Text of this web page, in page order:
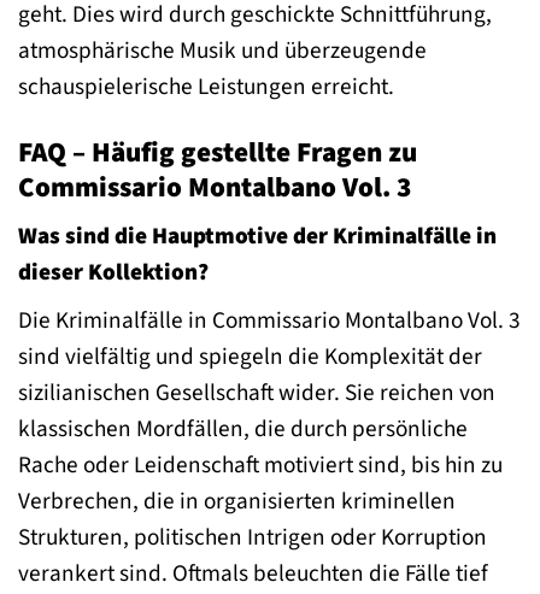
geht. Dies wird durch geschickte Schnittführung,
atmosphärische Musik und überzeugende
schauspielerische Leistungen erreicht.
FAQ – Häufig gestellte Fragen zu
Commissario Montalbano Vol. 3
Was sind die Hauptmotive der Kriminalfälle in
dieser Kollektion?
Die Kriminalfälle in Commissario Montalbano Vol. 3
sind vielfältig und spiegeln die Komplexität der
sizilianischen Gesellschaft wider. Sie reichen von
klassischen Mordfällen, die durch persönliche
Rache oder Leidenschaft motiviert sind, bis hin zu
Verbrechen, die in organisierten kriminellen
Strukturen, politischen Intrigen oder Korruption
verankert sind. Oftmals beleuchten die Fälle tief